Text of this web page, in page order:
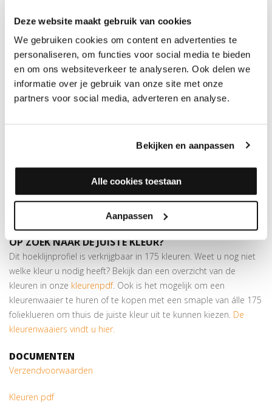
Deze website maakt gebruik van cookies
We gebruiken cookies om content en advertenties te
personaliseren, om functies voor social media te bieden
en om ons websiteverkeer te analyseren. Ook delen we
informatie over je gebruik van onze site met onze
partners voor social media, adverteren en analyse.
Bekijken en aanpassen
Alle cookies toestaan
Aanpassen
HOEKLIJNPROFIEL 10MM EIKEN OUDFRANS #017
MEER INFORMATIE OVER DE HOEKLIJNPROFIELEN 10
De hoeklijnen zijn gemaakt van geanodiseerd aluminium, maar
wat betekent dit precies? Door het anodiseren ontstaat er een
laag en is weer positief voor de duurzaamheid van het
aluminium. Dit profiel is geschikt voor het opvangen van
hoogteverschillen van maximaal 8 mm. Ook verkrijgbaar in 24,5 x
OP ZOEK NAAR DE JUISTE KLEUR?
Dit hoeklijnprofiel is verkrijgbaar in 175 kleuren. Weet u nog niet
welke kleur u nodig heeft? Bekijk dan een overzicht van de
kleuren in onze kleurenpdf. Ook is het mogelijk om een
kleurenwaaier te huren of te kopen met een smaple van álle 175
folieklueren om thuis de juiste kleur uit te kunnen kiezen. De
kleurenwaaiers vindt u hier.
DOCUMENTEN
Verzendvoorwaarden
Kleuren pdf